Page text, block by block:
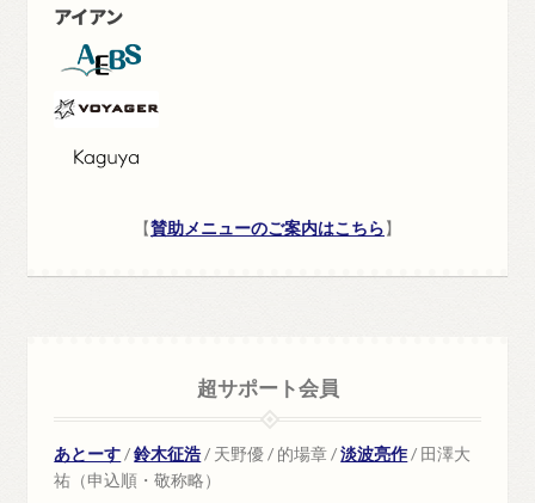
アイアン
【賛助メニューのご案内はこちら】
超サポート会員
あとーす/鈴木征浩/ 天野優 / 的場章 /淡波亮作/ 田澤大
祐（申込順・敬称略）